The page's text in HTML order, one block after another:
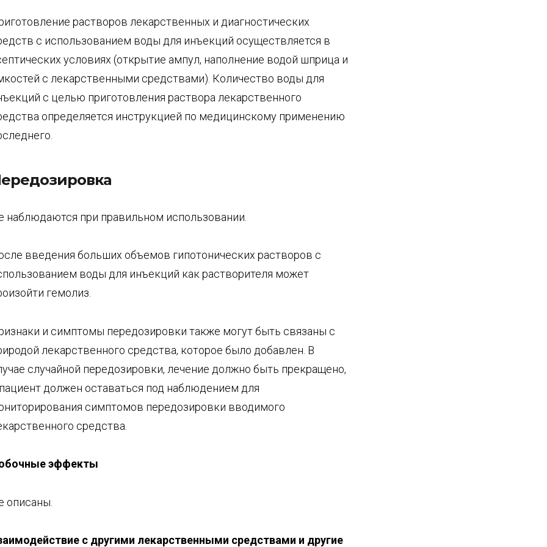
растворов лекарственных и диагностических
с использованием воды для инъекций осуществляется в
условиях (открытие ампул, наполнение водой шприца и
с лекарственными средствами). Количество воды для
с целью приготовления раствора лекарственного
определяется инструкцией по медицинскому применению
наблюдаются при правильном использовании.
введения больших объемов гипотонических растворов с
воды для инъекций как растворителя может
гемолиз.
и симптомы передозировки также могут быть связаны с
лекарственного средства, которое было добавлен. В
случайной передозировки, лечение должно быть прекращено,
должен оставаться под наблюдением для
симптомов передозировки вводимого
средства.
эффекты
описаны.
с другими лекарственными средствами и другие